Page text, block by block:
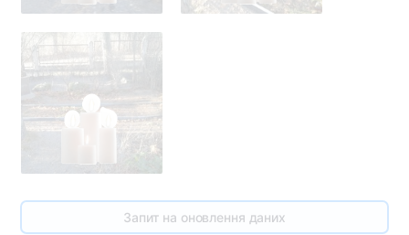
Запит на оновлення даних